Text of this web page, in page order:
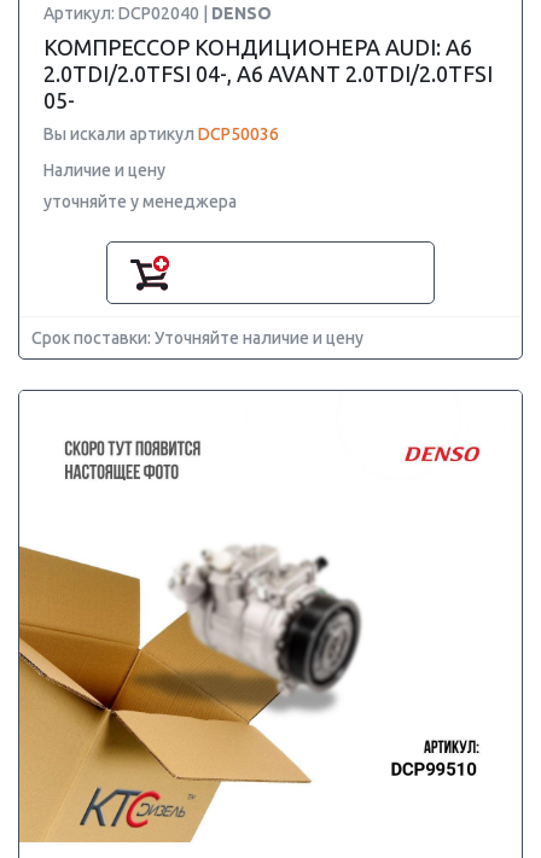
Артикул: DCP02040 | DENSO
КОМПРЕССОР КОНДИЦИОНЕРА AUDI: A6
2.0TDI/2.0TFSI 04-, A6 AVANT 2.0TDI/2.0TFSI
05-
Вы искали артикул DCP50036
Наличие и цену
уточняйте у менеджера
Срок поставки: Уточняйте наличие и цену